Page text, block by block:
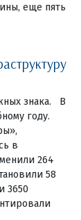
еще пять
знака. В
году.
в
264
58
3650